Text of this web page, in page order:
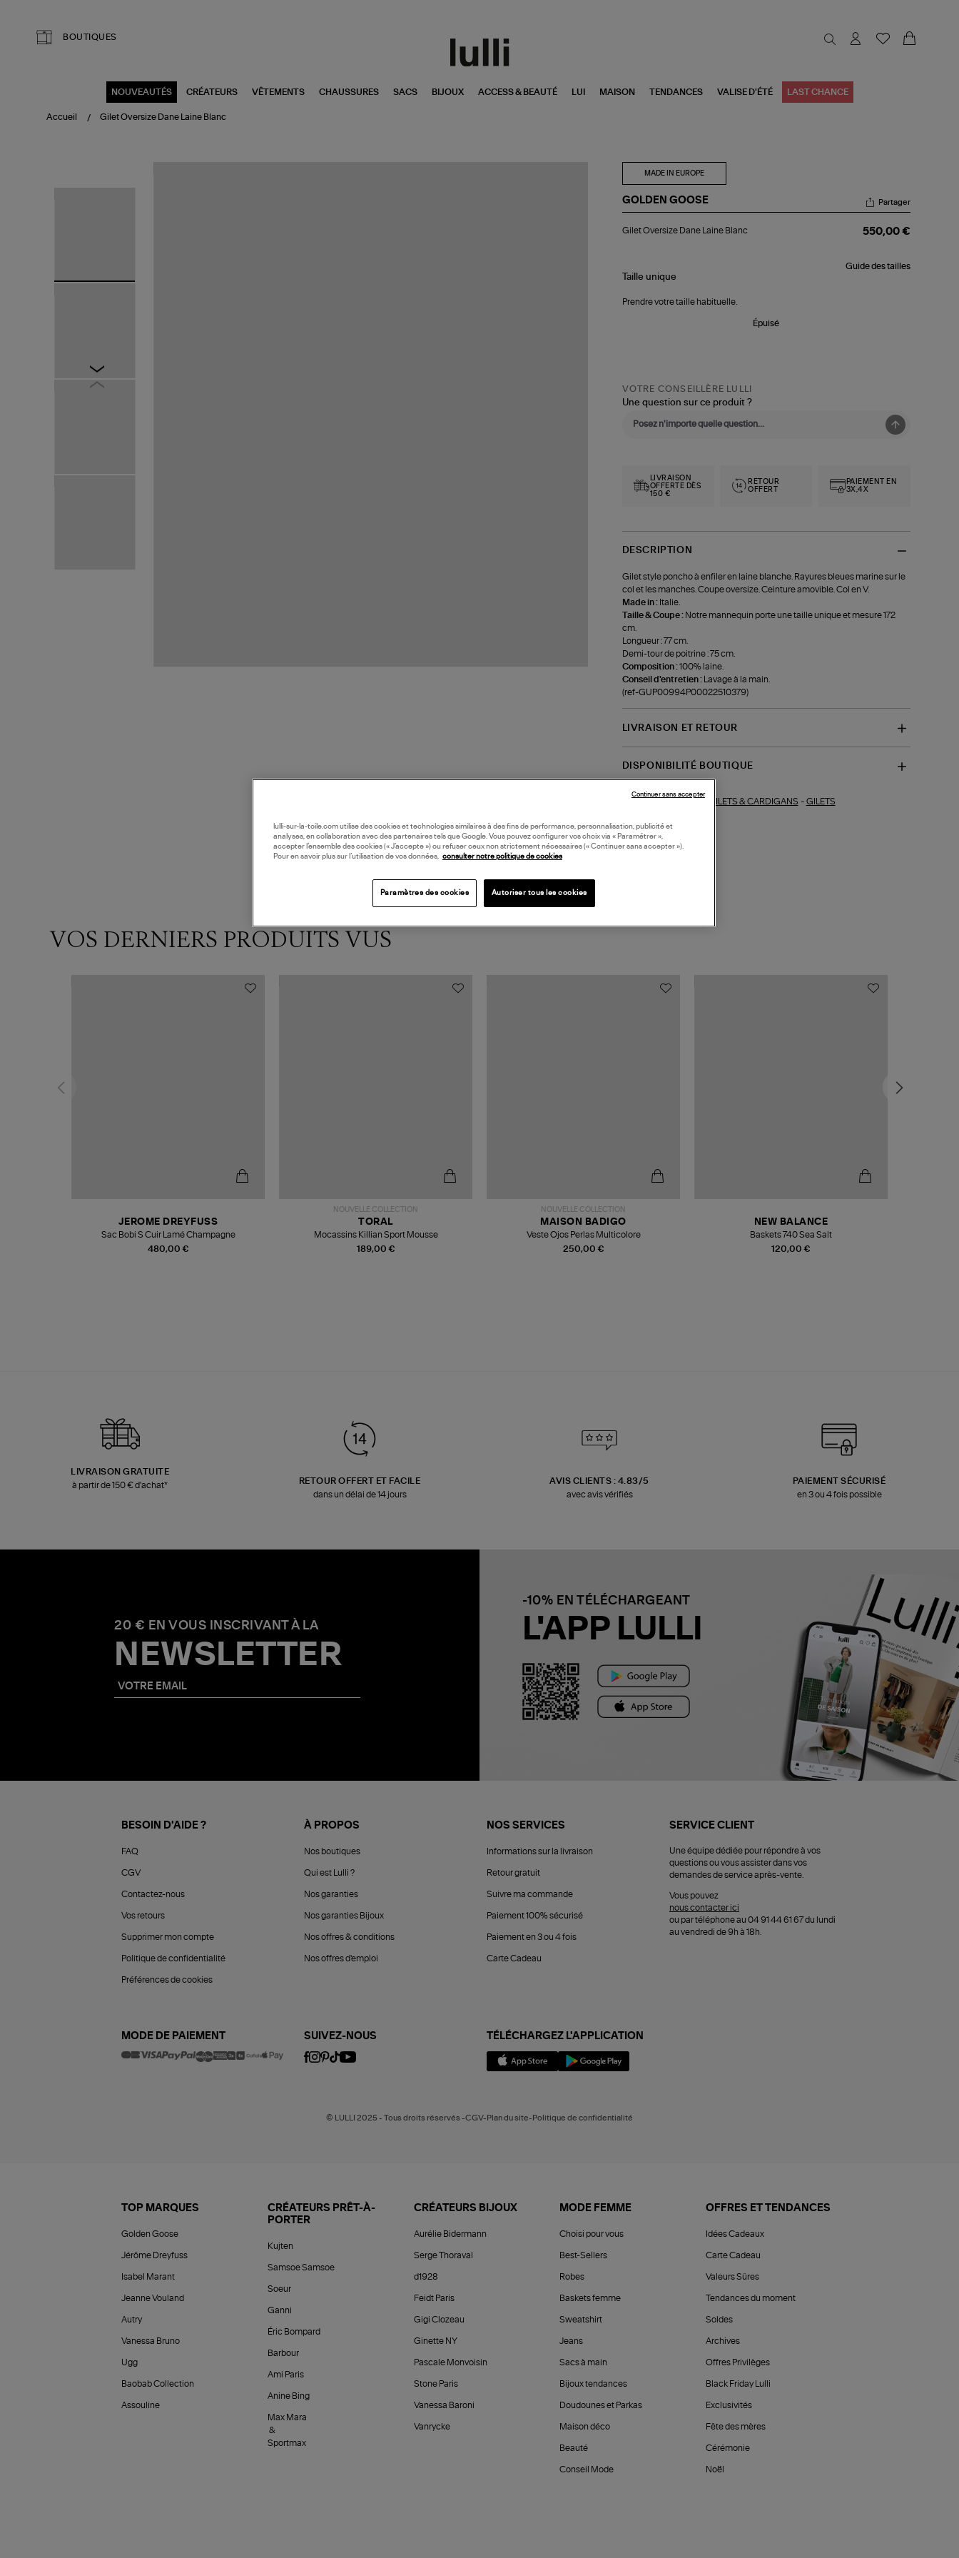
BOUTIQUES
NOUVEAUTÉS CRÉATEURS VÊTEMENTS CHAUSSURES SACS BIJOUX ACCESS & BEAUTÉ LUI MAISON TENDANCES VALISE D'ÉTÉ LAST CHANCE
Accueil Gilet Oversize Dane Laine Blanc
MADE IN EUROPE
GOLDEN GOOSE
Oversize
Partager
Gilet Oversize Dane Laine Blanc 550,00 €
Guide des tailles
Taille unique
Prendre votre taille habituelle.
Épuisé
VOTRE CONSEILLÈRE LULLI
Une question sur ce produit ?
LIVRAISON
OFFERTE DÈS
150 €
RETOUR
OFFERT
PAIEMENT EN
3X,4X
DESCRIPTION
Gilet style poncho à enfiler en laine blanche. Rayures bleues marine sur le
col et les manches. Coupe oversize. Ceinture amovible. Col en V.
Made in : Italie.
Taille & Coupe : Notre mannequin porte une taille unique et mesure 172
cm.
Longueur : 77 cm.
Demi-tour de poitrine : 75 cm.
Composition :100% laine.
Conseil d'entretien :
Lavage à la main.
(ref-GUP00994P00022510379)
LIVRAISON ET RETOUR
DISPONIBILITÉ BOUTIQUE
GILETS & CARDIGANS - GILETS
VOS DERNIERS PRODUITS VUS
480,00 €
JEROME DREYFUSS
Sac Bobi S Cuir Lamé Champagne
NOUVELLE COLLECTION
189,00 €
TORAL
Mocassins Killian Sport Mousse
NOUVELLE COLLECTION
250,00 €
MAISON BADIGO
Veste Ojos Perlas Multicolore
120,00 €
NEW BALANCE
Baskets 740 Sea Salt
LIVRAISON GRATUITE
à partir de 150 € d'achat*
RETOUR OFFERT ET FACILE
dans un délai de 14 jours
AVIS CLIENTS : 4.83/5
avec avis vérifiés
PAIEMENT SÉCURISÉ
en 3 ou 4 fois possible
20 € EN VOUS INSCRIVANT À LA
NEWSLETTER
-10% EN TÉLÉCHARGEANT
L'APP LULLI
BESOIN D'AIDE ?
FAQ
CGV
Contactez-nous
Vos retours
Supprimer mon compte
Politique de confidentialité
Préférences de cookies
À PROPOS
Nos boutiques
Qui est Lulli ?
Nos garanties
Nos garanties Bijoux
Nos offres & conditions
Nos offres d'emploi
NOS SERVICES
Informations sur la livraison
Retour gratuit
Suivre ma commande
Paiement 100% sécurisé
Paiement en 3 ou 4 fois
Carte Cadeau
SERVICE CLIENT
Une équipe dédiée pour répondre à vos
questions ou vous assister dans vos
demandes de service après-vente.
Vous pouvez
nous contacter ici
ou par téléphone au 04 91 44 61 67 du lundi
au vendredi de 9h à 18h.
MODE DE PAIEMENT SUIVEZ-NOUS TÉLÉCHARGEZ L'APPLICATION
© LULLI 2025 - Tous droits réservés -CGV-Plan du site-Politique de confidentialité
TOP MARQUES
Golden Goose
Jérôme Dreyfuss
Isabel Marant
Jeanne Vouland
Autry
Vanessa Bruno
Ugg
Baobab Collection
Assouline
CRÉATEURS PRÊT-À-
PORTER
Kujten
Samsoe Samsoe
Soeur
Ganni
Éric Bompard
Barbour
Ami Paris
Anine Bing
Max Mara
&
Sportmax
CRÉATEURS BIJOUX
Aurélie Bidermann
Serge Thoraval
d1928
Feidt Paris
Gigi Clozeau
Ginette NY
Pascale Monvoisin
Stone Paris
Vanessa Baroni
Vanrycke
MODE FEMME
Choisi pour vous
Best-Sellers
Robes
Baskets femme
Sweatshirt
Jeans
Sacs à main
Bijoux tendances
Doudounes et Parkas
Maison déco
Beauté
Conseil Mode
OFFRES ET TENDANCES
Idées Cadeaux
Carte Cadeau
Valeurs Sûres
Tendances du moment
Soldes
Archives
Offres Privilèges
Black Friday Lulli
Exclusivités
Fête des mères
Cérémonie
Noël
lulli-sur-la-toile.com utilise des cookies et technologies similaires à des fins de performance, personnalisation, publicité et
analyses, en collaboration avec des partenaires tels que Google. Vous pouvez configurer vos choix via « Paramétrer »,
accepter l’ensemble des cookies (« J’accepte ») ou refuser ceux non strictement nécessaires (« Continuer sans accepter »).
Pour en savoir plus sur l’utilisation de vos données,
consulter notre politique de cookies
Paramètres des cookies Autoriser tous les cookies
Continuer sans accepter